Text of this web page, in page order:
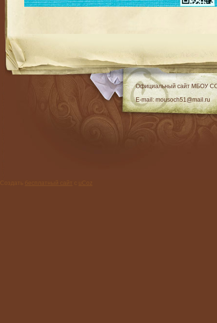
Официальный сайт МБОУ
E-mail: mousoch51@mail.ru
RSS
Создать бесплатный сайт с uCoz